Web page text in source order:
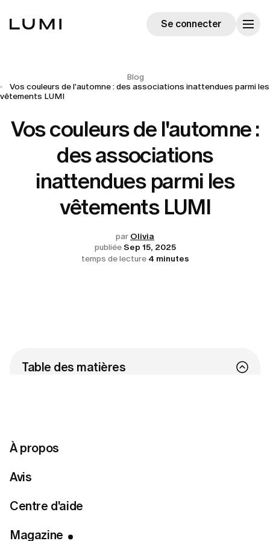
À propos
Avis
Centre d'aide
Magazine
Se connecter
Blog
Vos couleurs de l'automne : des associations inattendues parmi les
vêtements LUMI
Vos couleurs de l'automne :
des associations
inattendues parmi les
vêtements LUMI
par Olivia
publiée Sep 15, 2025
temps de lecture 4 minutes
Table des matières